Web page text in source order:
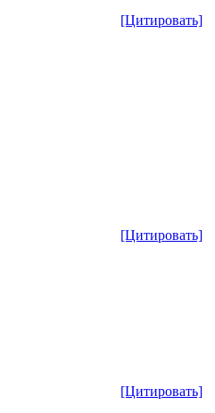
[Цитировать]
[Цитировать]
[Цитировать]